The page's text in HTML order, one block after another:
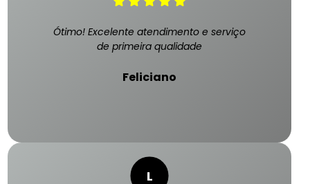
Ótimo! Excelente atendimento e serviço
de primeira qualidade
Feliciano